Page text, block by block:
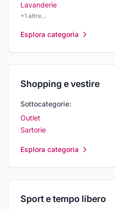
Lavanderie
+1 altre...
Esplora categoria
Shopping e vestire
Sottocategorie:
Outlet
Sartorie
Esplora categoria
Sport e tempo libero